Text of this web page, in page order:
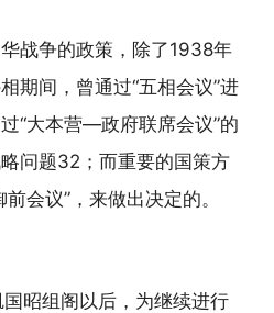
战争的政策，除了1938年
期间，曾通过“五相会议”进
“大本营—政府联席会议”的
问题32；而重要的国策方
会议”，来做出决定的。
昭组阁以后，为继续进行